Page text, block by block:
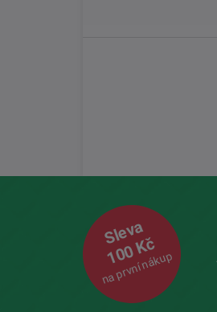
Sleva
100 Kč
na první nákup